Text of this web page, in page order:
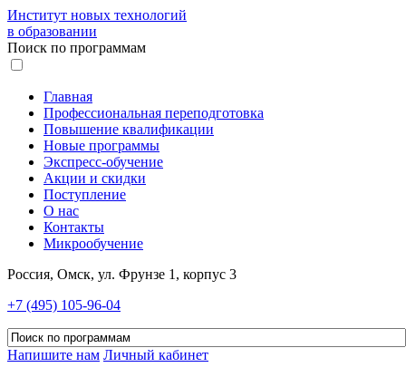
Институт новых технологий
в образовании
Поиск по программам
Главная
Профессиональная переподготовка
Повышение квалификации
Новые программы
Экспресс-обучение
Акции и скидки
Поступление
О нас
Контакты
Микрообучение
Россия, Омск, ул. Фрунзе 1, корпус 3
+7 (495) 105-96-04
Напишите нам Личный кабинет